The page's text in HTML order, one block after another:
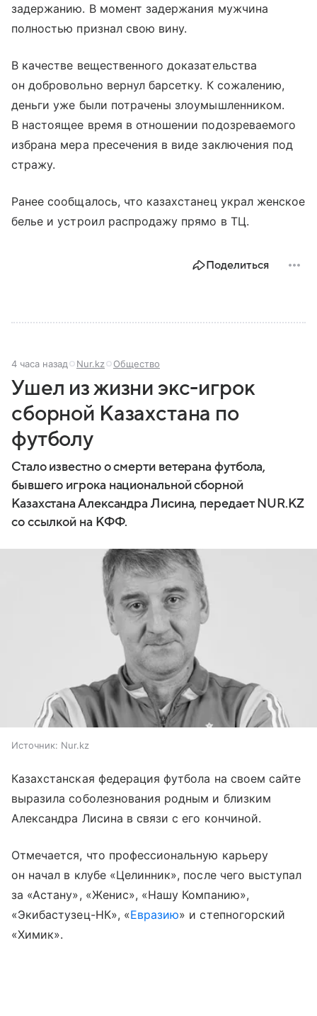
задержанию. В момент задержания мужчина
полностью признал свою вину.
В качестве вещественного доказательства
он добровольно вернул барсетку. К сожалению,
деньги уже были потрачены злоумышленником.
В настоящее время в отношении подозреваемого
избрана мера пресечения в виде заключения под
стражу.
Ранее сообщалось, что казахстанец украл женское
белье и устроил распродажу прямо в ТЦ.
Поделиться
4 часа назад Nur.kz Общество
Ушел из жизни экс-игрок
сборной Казахстана по
футболу
Стало известно о смерти ветерана футбола,
бывшего игрока национальной сборной
Казахстана Александра Лисина, передает NUR.KZ
со ссылкой на КФФ.
Источник: Nur.kz
Казахстанская федерация футбола на своем сайте
выразила соболезнования родным и близким
Александра Лисина в связи с его кончиной.
Отмечается, что профессиональную карьеру
он начал в клубе «Целинник», после чего выступал
за «Астану», «Женис», «Нашу Компанию»,
«Экибастузец-НК», «Евразию» и степногорский
«Химик».